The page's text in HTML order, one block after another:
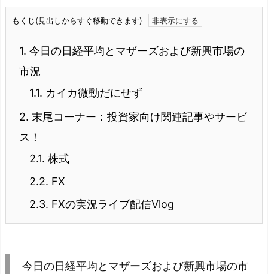
もくじ(見出しからすぐ移動できます)
1. 今日の日経平均とマザーズおよび新興市場の
市況
1.1. カイカ微動だにせず
2. 末尾コーナー：投資家向け関連記事やサービ
ス！
2.1. 株式
2.2. FX
2.3. FXの実況ライブ配信Vlog
今日の日経平均とマザーズおよび新興市場の市